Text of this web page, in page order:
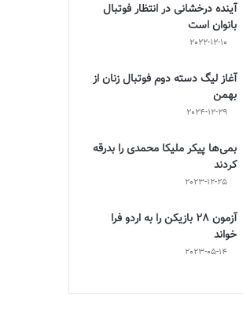
آینده درخشانی در انتظار فوتبال
بانوان است
2022-12-10
آغاز لیگ دسته دوم فوتبال زنان از
بهمن
2024-12-29
بمی‌ها پیکر ملیکا محمدی را بدرقه
کردند
2023-12-25
آزمون 28 بازیکن را به اردو فرا
خواند
2023-05-14